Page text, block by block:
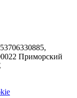
Приморский